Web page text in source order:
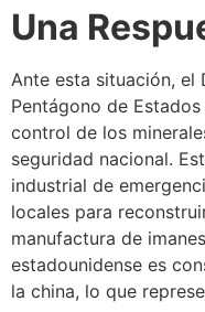
Una
Ante esta situación, el
Pentágono de
control de los
seguridad nacional.
industrial de
locales para
manufactura de
estadounidense es
la china, lo que